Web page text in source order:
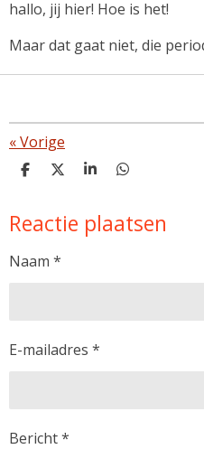
hallo, jij hier! Hoe is het!
Maar dat gaat niet, die
«Vorige
D
e
n
D
l
S
r
e
D
e
n
Reactie plaatsen
Naam *
E-mailadres *
Bericht *